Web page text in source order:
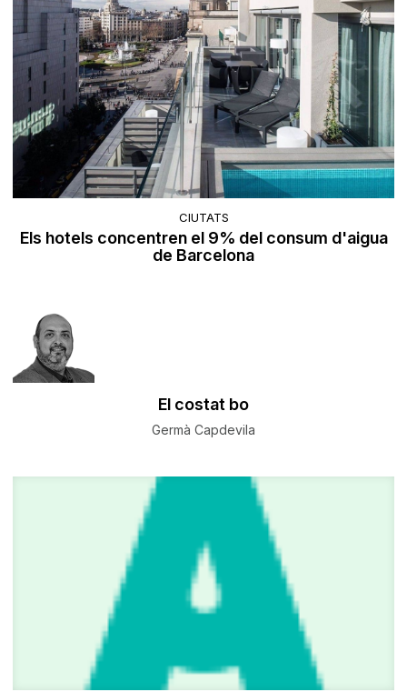
CIUTATS
Els hotels concentren el 9% del consum d'aigua
de Barcelona
El costat bo
Germà Capdevila